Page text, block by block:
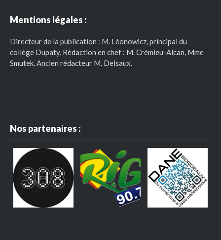
Mentions légales :
Directeur de la publication : M. Léonowicz, principal du
collège Dupaty, Rédaction en chef : M. Crémieu-Alcan, Mme
Smutek. Ancien rédacteur M. Delsaux.
Nos partenaires :